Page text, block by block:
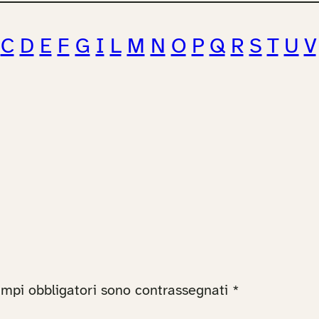
C D E F G I L M N O P Q R S T U V
obbligatori sono contrassegnati *